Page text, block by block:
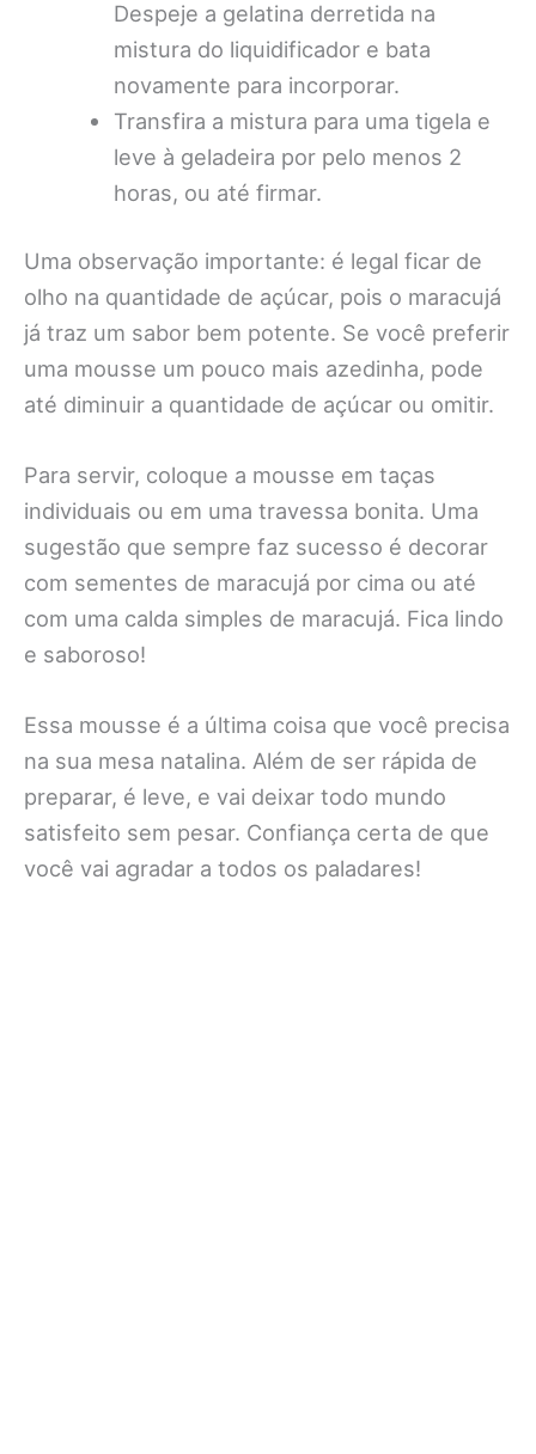
Despeje a gelatina derretida na
mistura do liquidificador e bata
novamente para incorporar.
Transfira a mistura para uma tigela e
leve à geladeira por pelo menos 2
horas, ou até firmar.
Uma observação importante: é legal ficar de
olho na quantidade de açúcar, pois o maracujá
já traz um sabor bem potente. Se você preferir
uma mousse um pouco mais azedinha, pode
até diminuir a quantidade de açúcar ou omitir.
Para servir, coloque a mousse em taças
individuais ou em uma travessa bonita. Uma
sugestão que sempre faz sucesso é decorar
com sementes de maracujá por cima ou até
com uma calda simples de maracujá. Fica lindo
e saboroso!
Essa mousse é a última coisa que você precisa
na sua mesa natalina. Além de ser rápida de
preparar, é leve, e vai deixar todo mundo
satisfeito sem pesar. Confiança certa de que
você vai agradar a todos os paladares!